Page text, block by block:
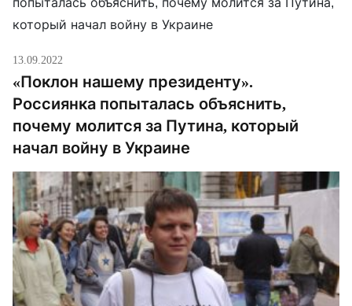
13.09.2022
«Поклон нашему президенту».
Россиянка попыталась объяснить,
почему молится за Путина, который
начал войну в Украине